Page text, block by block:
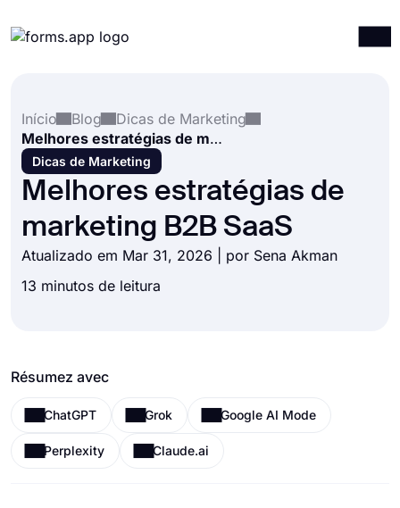
Integrações
Modelos
Recursos
Preços
Início
Blog
Dicas de Marketing
Melhores estratégias de marketing B2B SaaS
Dicas de Marketing
Melhores estratégias de
marketing B2B SaaS
Atualizado em Mar 31, 2026 | por Sena Akman
13 minutos de leitura
Résumez avec
ChatGPT Grok Google AI Mode
Perplexity Claude.ai